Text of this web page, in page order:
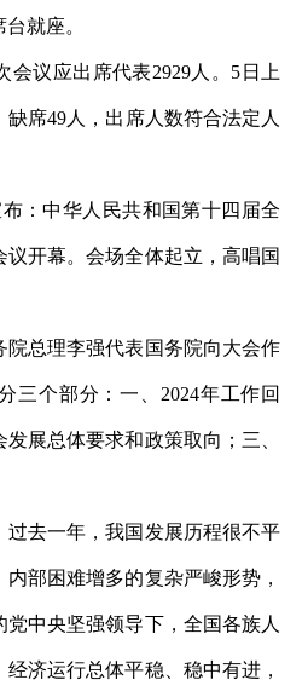
就座。
议应出席代表2929人 。 5 日上
缺席49人，出席人数符合法定人
：中华人民共和国第十四届全
议开幕。会场全体起立，高唱国
总理李强代表国务院向大会作
三个部分：一 2024年工作回
发展总体要求和政策取向；三
去一年，我国发展历程很不平
部困难增多的复杂严峻形势，
中央坚强领导下，全国各族人
济运行总体平稳、稳中有进，